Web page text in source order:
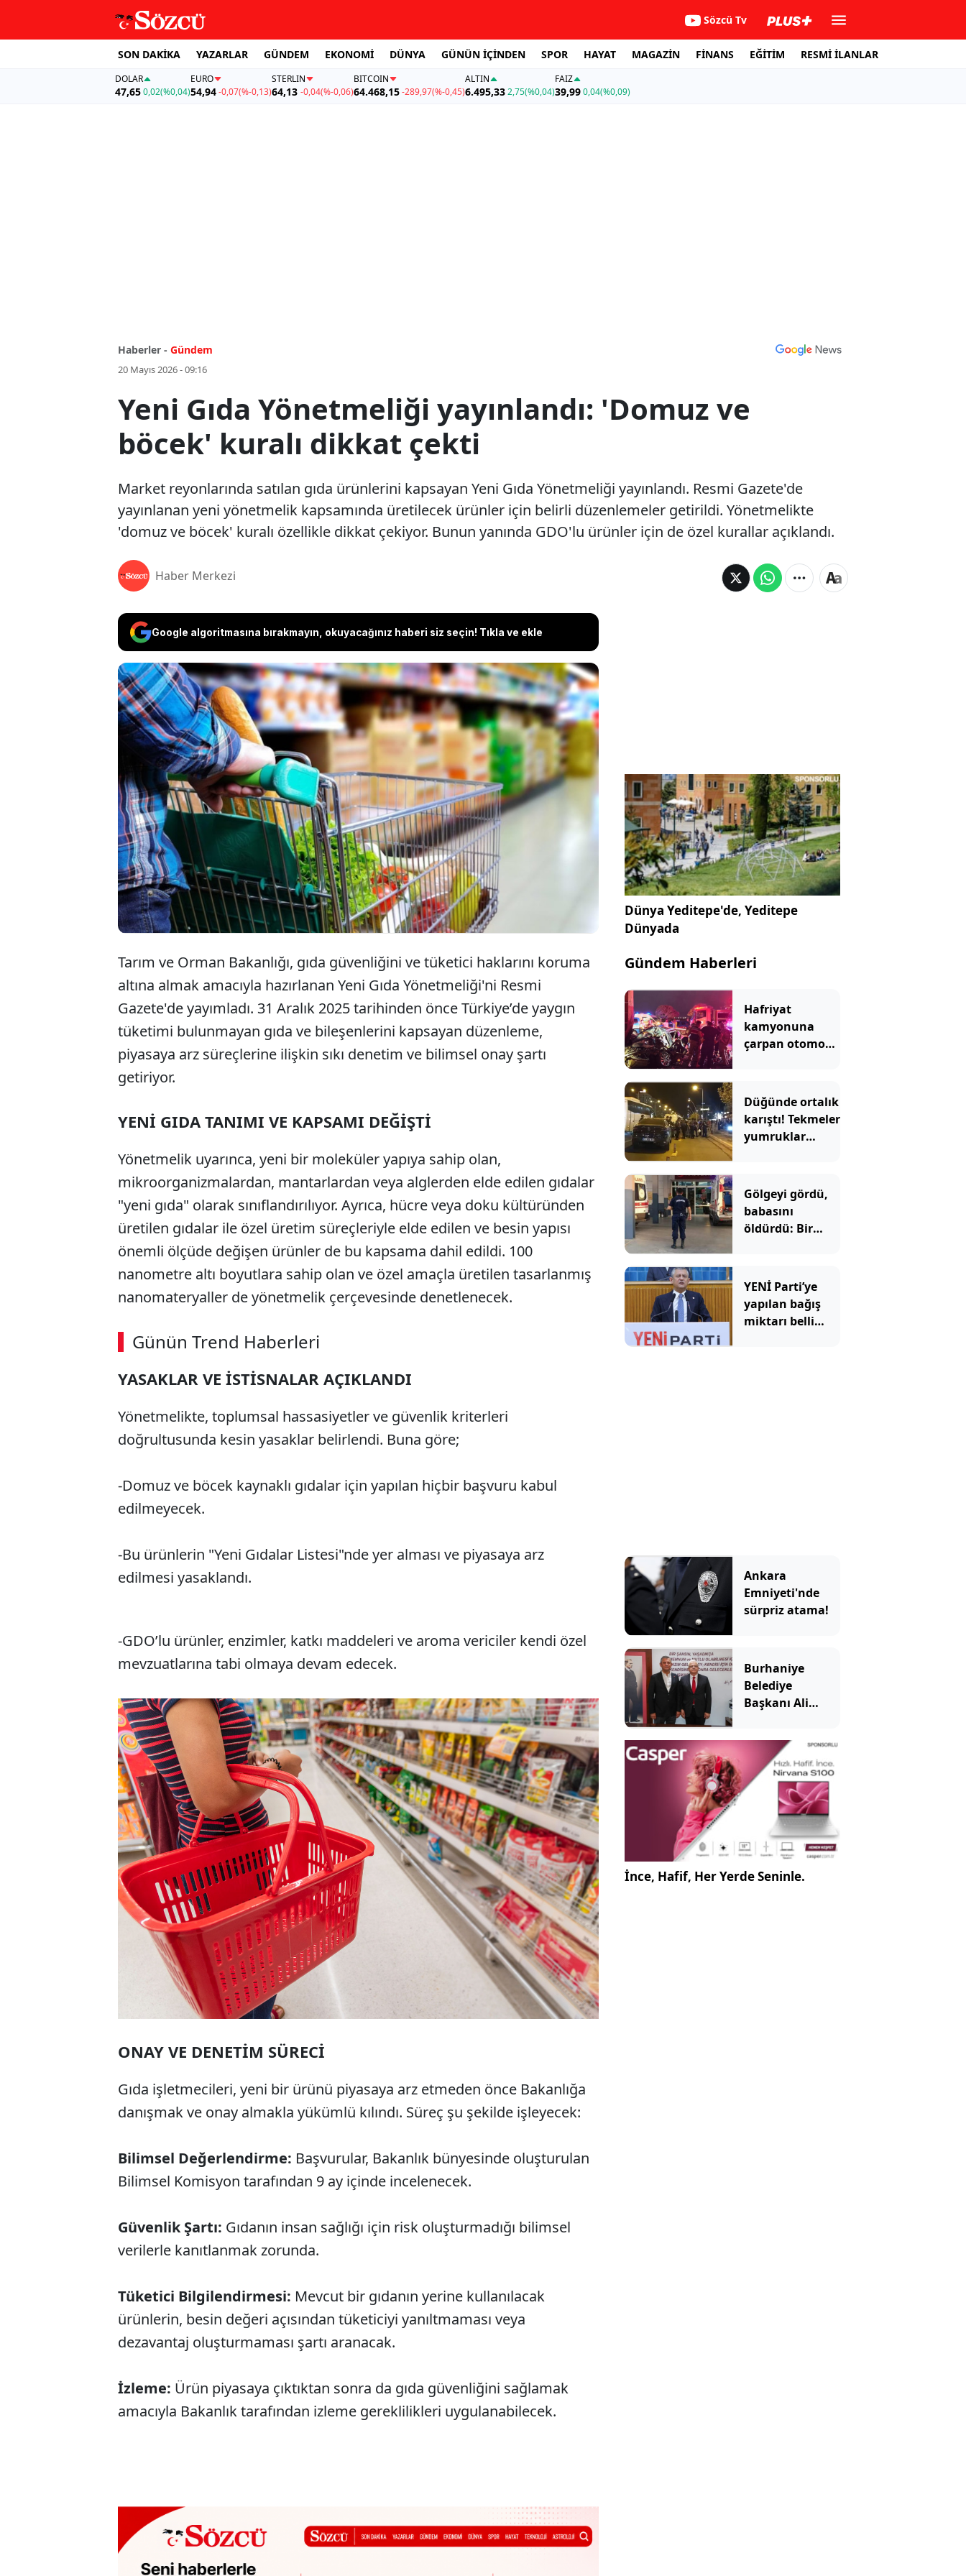
Sözcü Tv
SON DAKİKA YAZARLAR GÜNDEM EKONOMİ DÜNYA GÜNÜN İÇİNDEN SPOR HAYAT MAGAZİN FİNANS EĞİTİM RESMİ İLANLAR
DOLAR
47,650,02(%0,04)
EURO
54,94 -0,07(%-0,13)
STERLIN
64,13 -0,04(%-0,06)
BITCOIN
64.468,15-289,97(%-0,45)
ALTIN
6.495,332,75(%0,04)
FAİZ
39,990,04(%0,09)
Haberler - Gündem
20 Mayıs 2026 - 09:16
Yeni Gıda Yönetmeliği yayınlandı: 'Domuz ve
böcek' kuralı dikkat çekti
Market reyonlarında satılan gıda ürünlerini kapsayan Yeni Gıda Yönetmeliği yayınlandı. Resmi Gazete'de
yayınlanan yeni yönetmelik kapsamında üretilecek ürünler için belirli düzenlemeler getirildi. Yönetmelikte
'domuz ve böcek' kuralı özellikle dikkat çekiyor. Bunun yanında GDO'lu ürünler için de özel kurallar açıklandı.
Haber Merkezi
Google algoritmasına bırakmayın, okuyacağınız haberi siz seçin! Tıkla ve ekle
Market reyonlarında satılan gıda ürünlerini kapsayan Yeni Gıda
Yönetmeliği yayınlandı. Resmi Gazete'de yayınlanan yeni yönetmelik
kapsamında üretilecek ürünler için belirli düzenlemeler getirildi.
Yönetmelikte 'domuz ve böcek' kuralı özellikle dikkat çekiyor. Bunun
yanında GDO'lu ürünler için de özel kurallar açıklandı.
Tarım ve Orman Bakanlığı, gıda güvenliğini ve tüketici haklarını koruma
altına almak amacıyla hazırlanan Yeni Gıda Yönetmeliği'ni Resmi
Gazete'de yayımladı. 31 Aralık 2025 tarihinden önce Türkiye’de yaygın
tüketimi bulunmayan gıda ve bileşenlerini kapsayan düzenleme,
piyasaya arz süreçlerine ilişkin sıkı denetim ve bilimsel onay şartı
getiriyor.
YENİ GIDA TANIMI VE KAPSAMI DEĞİŞTİ
Yönetmelik uyarınca, yeni bir moleküler yapıya sahip olan,
mikroorganizmalardan, mantarlardan veya alglerden elde edilen gıdalar
"yeni gıda" olarak sınıflandırılıyor. Ayrıca, hücre veya doku kültüründen
üretilen gıdalar ile özel üretim süreçleriyle elde edilen ve besin yapısı
önemli ölçüde değişen ürünler de bu kapsama dahil edildi. 100
nanometre altı boyutlara sahip olan ve özel amaçla üretilen tasarlanmış
nanomateryaller de yönetmelik çerçevesinde denetlenecek.
Günün Trend Haberleri
00:02 / 09:08
YASAKLAR VE İSTİSNALAR AÇIKLANDI
Yönetmelikte, toplumsal hassasiyetler ve güvenlik kriterleri
doğrultusunda kesin yasaklar belirlendi. Buna göre;
-Domuz ve böcek kaynaklı gıdalar için yapılan hiçbir başvuru kabul
edilmeyecek.
-Bu ürünlerin "Yeni Gıdalar Listesi"nde yer alması ve piyasaya arz
edilmesi yasaklandı.
-GDO’lu ürünler, enzimler, katkı maddeleri ve aroma vericiler kendi özel
mevzuatlarına tabi olmaya devam edecek.
ONAY VE DENETİM SÜRECİ
Gıda işletmecileri, yeni bir ürünü piyasaya arz etmeden önce Bakanlığa
danışmak ve onay almakla yükümlü kılındı. Süreç şu şekilde işleyecek:
Bilimsel Değerlendirme: Başvurular, Bakanlık bünyesinde oluşturulan
Bilimsel Komisyon tarafından 9 ay içinde incelenecek.
Güvenlik Şartı: Gıdanın insan sağlığı için risk oluşturmadığı bilimsel
verilerle kanıtlanmak zorunda.
Tüketici Bilgilendirmesi: Mevcut bir gıdanın yerine kullanılacak
ürünlerin, besin değeri açısından tüketiciyi yanıltmaması veya
dezavantaj oluşturmaması şartı aranacak.
İzleme: Ürün piyasaya çıktıktan sonra da gıda güvenliğini sağlamak
amacıyla Bakanlık tarafından izleme gereklilikleri uygulanabilecek.
Dünya Yeditepe'de, Yeditepe
Dünyada
Gündem Haberleri
Hafriyat
kamyonuna
çarpan otomobil
Düğünde ortalık
karıştı! Tekmeler
yumruklar
Gölgeyi gördü,
babasını
öldürdü: Bir
YENİ Parti’ye
yapılan bağış
miktarı belli
Ankara
Emniyeti'nde
sürpriz atama!
Burhaniye
Belediye
Başkanı Ali
Yeni Parti'ye
katıldı
İnce, Hafif, Her Yerde Seninle.